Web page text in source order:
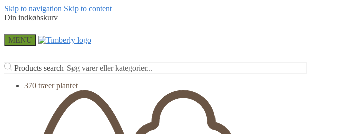
Skip to navigation Skip to content
Din indkøbskurv
MENU
Products search
370 træer plantet